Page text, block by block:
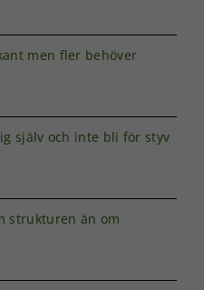
men fler behöver
själv och inte bli för styv
strukturen än om